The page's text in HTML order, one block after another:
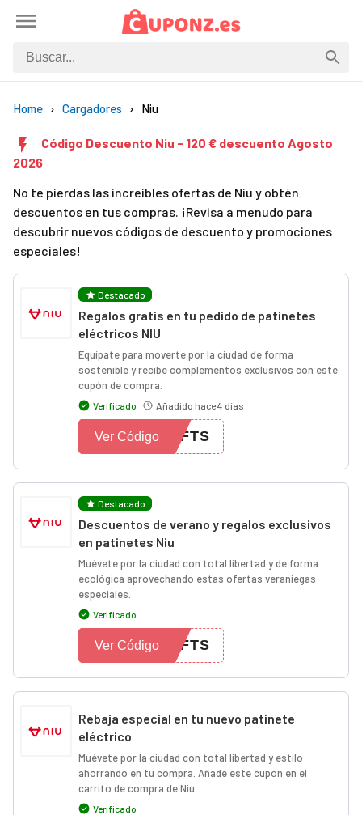
Home Cargadores Niu
Código Descuento Niu - 120 € descuento Agosto
2026
No te pierdas las increíbles ofertas de Niu y obtén
descuentos en tus compras. ¡Revisa a menudo para
descubrir nuevos códigos de descuento y promociones
especiales!
Destacado
Regalos gratis en tu pedido de patinetes
eléctricos NIU
Equípate para moverte por la ciudad de forma
sostenible y recibe complementos exclusivos con este
cupón de compra.
Verificado Añadido hace 4 días
IFTS
Ver Código
Destacado
Descuentos de verano y regalos exclusivos
en patinetes Niu
Muévete por la ciudad con total libertad y de forma
ecológica aprovechando estas ofertas veraniegas
especiales.
Verificado
IFTS
Ver Código
Rebaja especial en tu nuevo patinete
eléctrico
Muévete por la ciudad con total libertad y estilo
ahorrando en tu compra. Añade este cupón en el
carrito de compra de Niu.
Verificado